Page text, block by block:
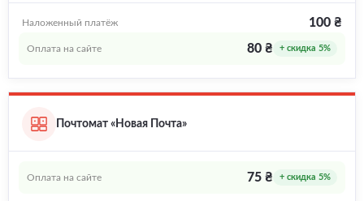
Наложенный платёж 100 ₴
Оплата на сайте 80 ₴ + скидка 5%
Почтомат «Новая Почта»
Оплата на сайте 75 ₴ + скидка 5%